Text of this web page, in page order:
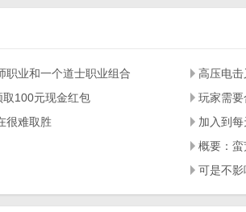
职业和一个道士职业组合
高压电
100元现金红包
玩家需
很难取胜
加入到
概要：
可是不